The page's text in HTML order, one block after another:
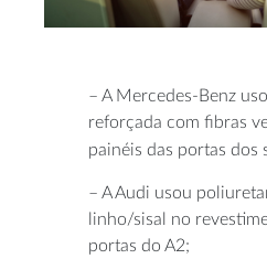
– A Mercedes-Benz
reforçada com fibras
painéis das portas dos
– A Audi usou
linho/sisal no
portas do A2;